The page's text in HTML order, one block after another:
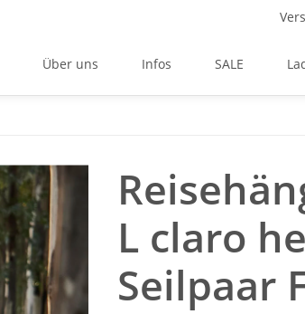
Über uns Infos SALE
L claro
Seilpaar